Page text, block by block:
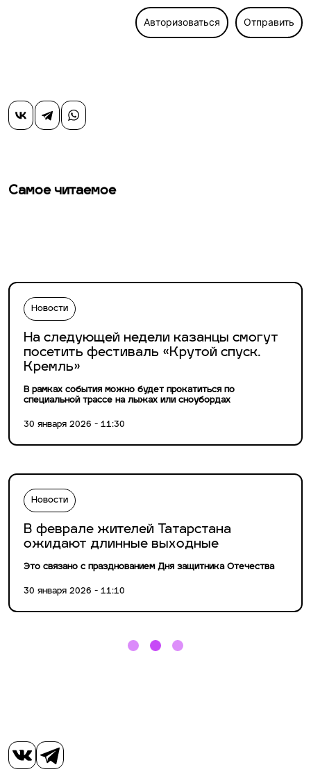
Авторизоваться Отправить
Самое читаемое
Новости
На следующей недели казанцы смогут
посетить фестиваль «Крутой спуск.
Кремль»
В рамках события можно будет прокатиться по
специальной трассе на лыжах или сноубордах
30 января 2026 - 11:30
Новости
В феврале жителей Татарстана
ожидают длинные выходные
Это связано с празднованием Дня защитника Отечества
30 января 2026 - 11:10